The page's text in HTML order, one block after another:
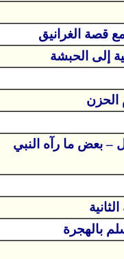
قصة الغرانيق
إلى الحبشة
الحزن
– بعض ما رآه النبي
بالهجرة